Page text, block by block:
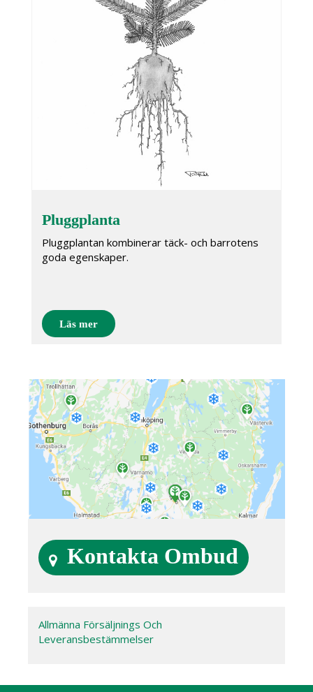
Pluggplanta
Pluggplantan kombinerar täck- och barrotens
goda egenskaper.
Läs mer
Kontakta Ombud
Allmänna Försäljnings Och
Leveransbestämmelser